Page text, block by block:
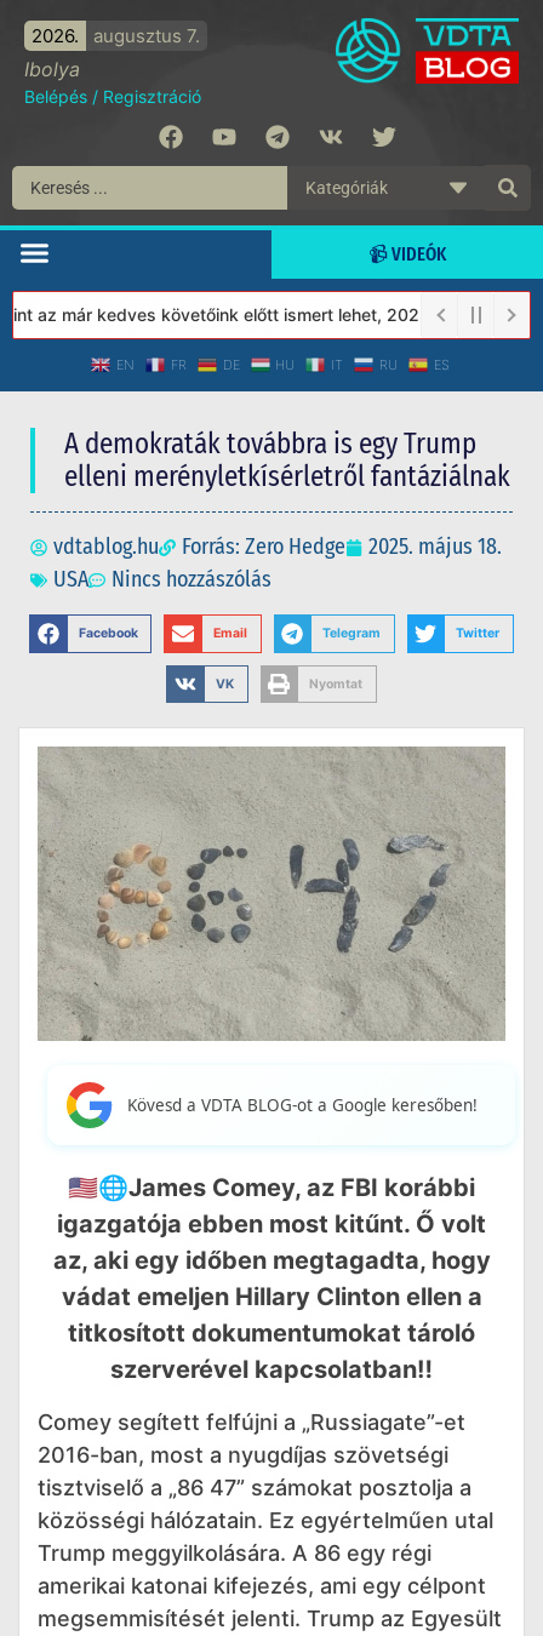
2026. augusztus 7.
Ibolya
Belépés / Regisztráció
📹 VIDEÓK
már kedves követőink előtt ismert lehet, 2023-tól a Védett
EN FR DE HU IT RU ES
A demokraták továbbra is egy Trump
elleni merényletkísérletről fantáziálnak
vdtablog.hu Forrás: Zero Hedge
2025. május 18.
USA
Nincs hozzászólás
Facebook Email Telegram Twitter
VK Nyomtat
Kövesd a VDTA BLOG-ot a Google keresőben!
🇺🇸🌐James Comey, az FBI korábbi
igazgatója ebben most kitűnt. Ő volt
az, aki egy időben megtagadta, hogy
vádat emeljen Hillary Clinton ellen a
titkosított dokumentumokat tároló
szerverével kapcsolatban‼️
Comey segített felfújni a „Russiagate”-et
2016-ban, most a nyugdíjas szövetségi
tisztviselő a „86 47” számokat posztolja a
közösségi hálózatain. Ez egyértelműen utal
Trump meggyilkolására. A 86 egy régi
amerikai katonai kifejezés, ami egy célpont
megsemmisítését jelenti. Trump az Egyesült